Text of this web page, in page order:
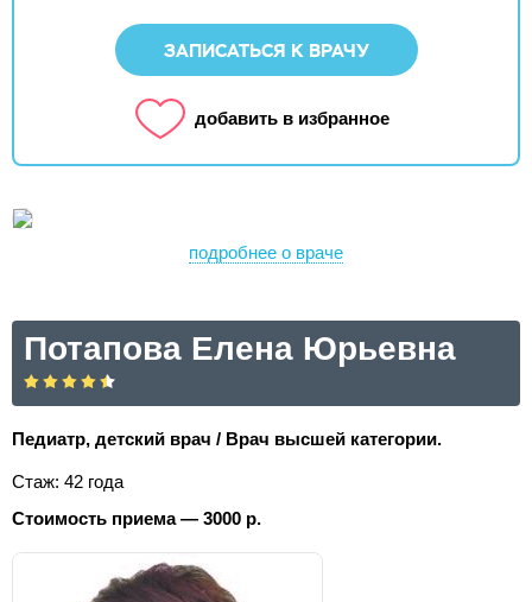
ЗАПИСАТЬСЯ К ВРАЧУ
добавить в избранное
подробнее о враче
Потапова Елена Юрьевна
Педиатр, детский врач / Врач высшей категории.
Стаж: 42 года
Стоимость приема — 3000 р.